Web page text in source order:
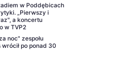
w Poddębicach
„Pierwszy i
a koncertu
w TVP2
noc" zespołu
wrócił po ponad 30